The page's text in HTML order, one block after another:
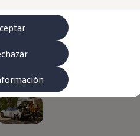
eléctricos
y servicios digitales
Update
del software, los mapas y las
para tu modelo
con el vehículo
inicio de sesión y tienda